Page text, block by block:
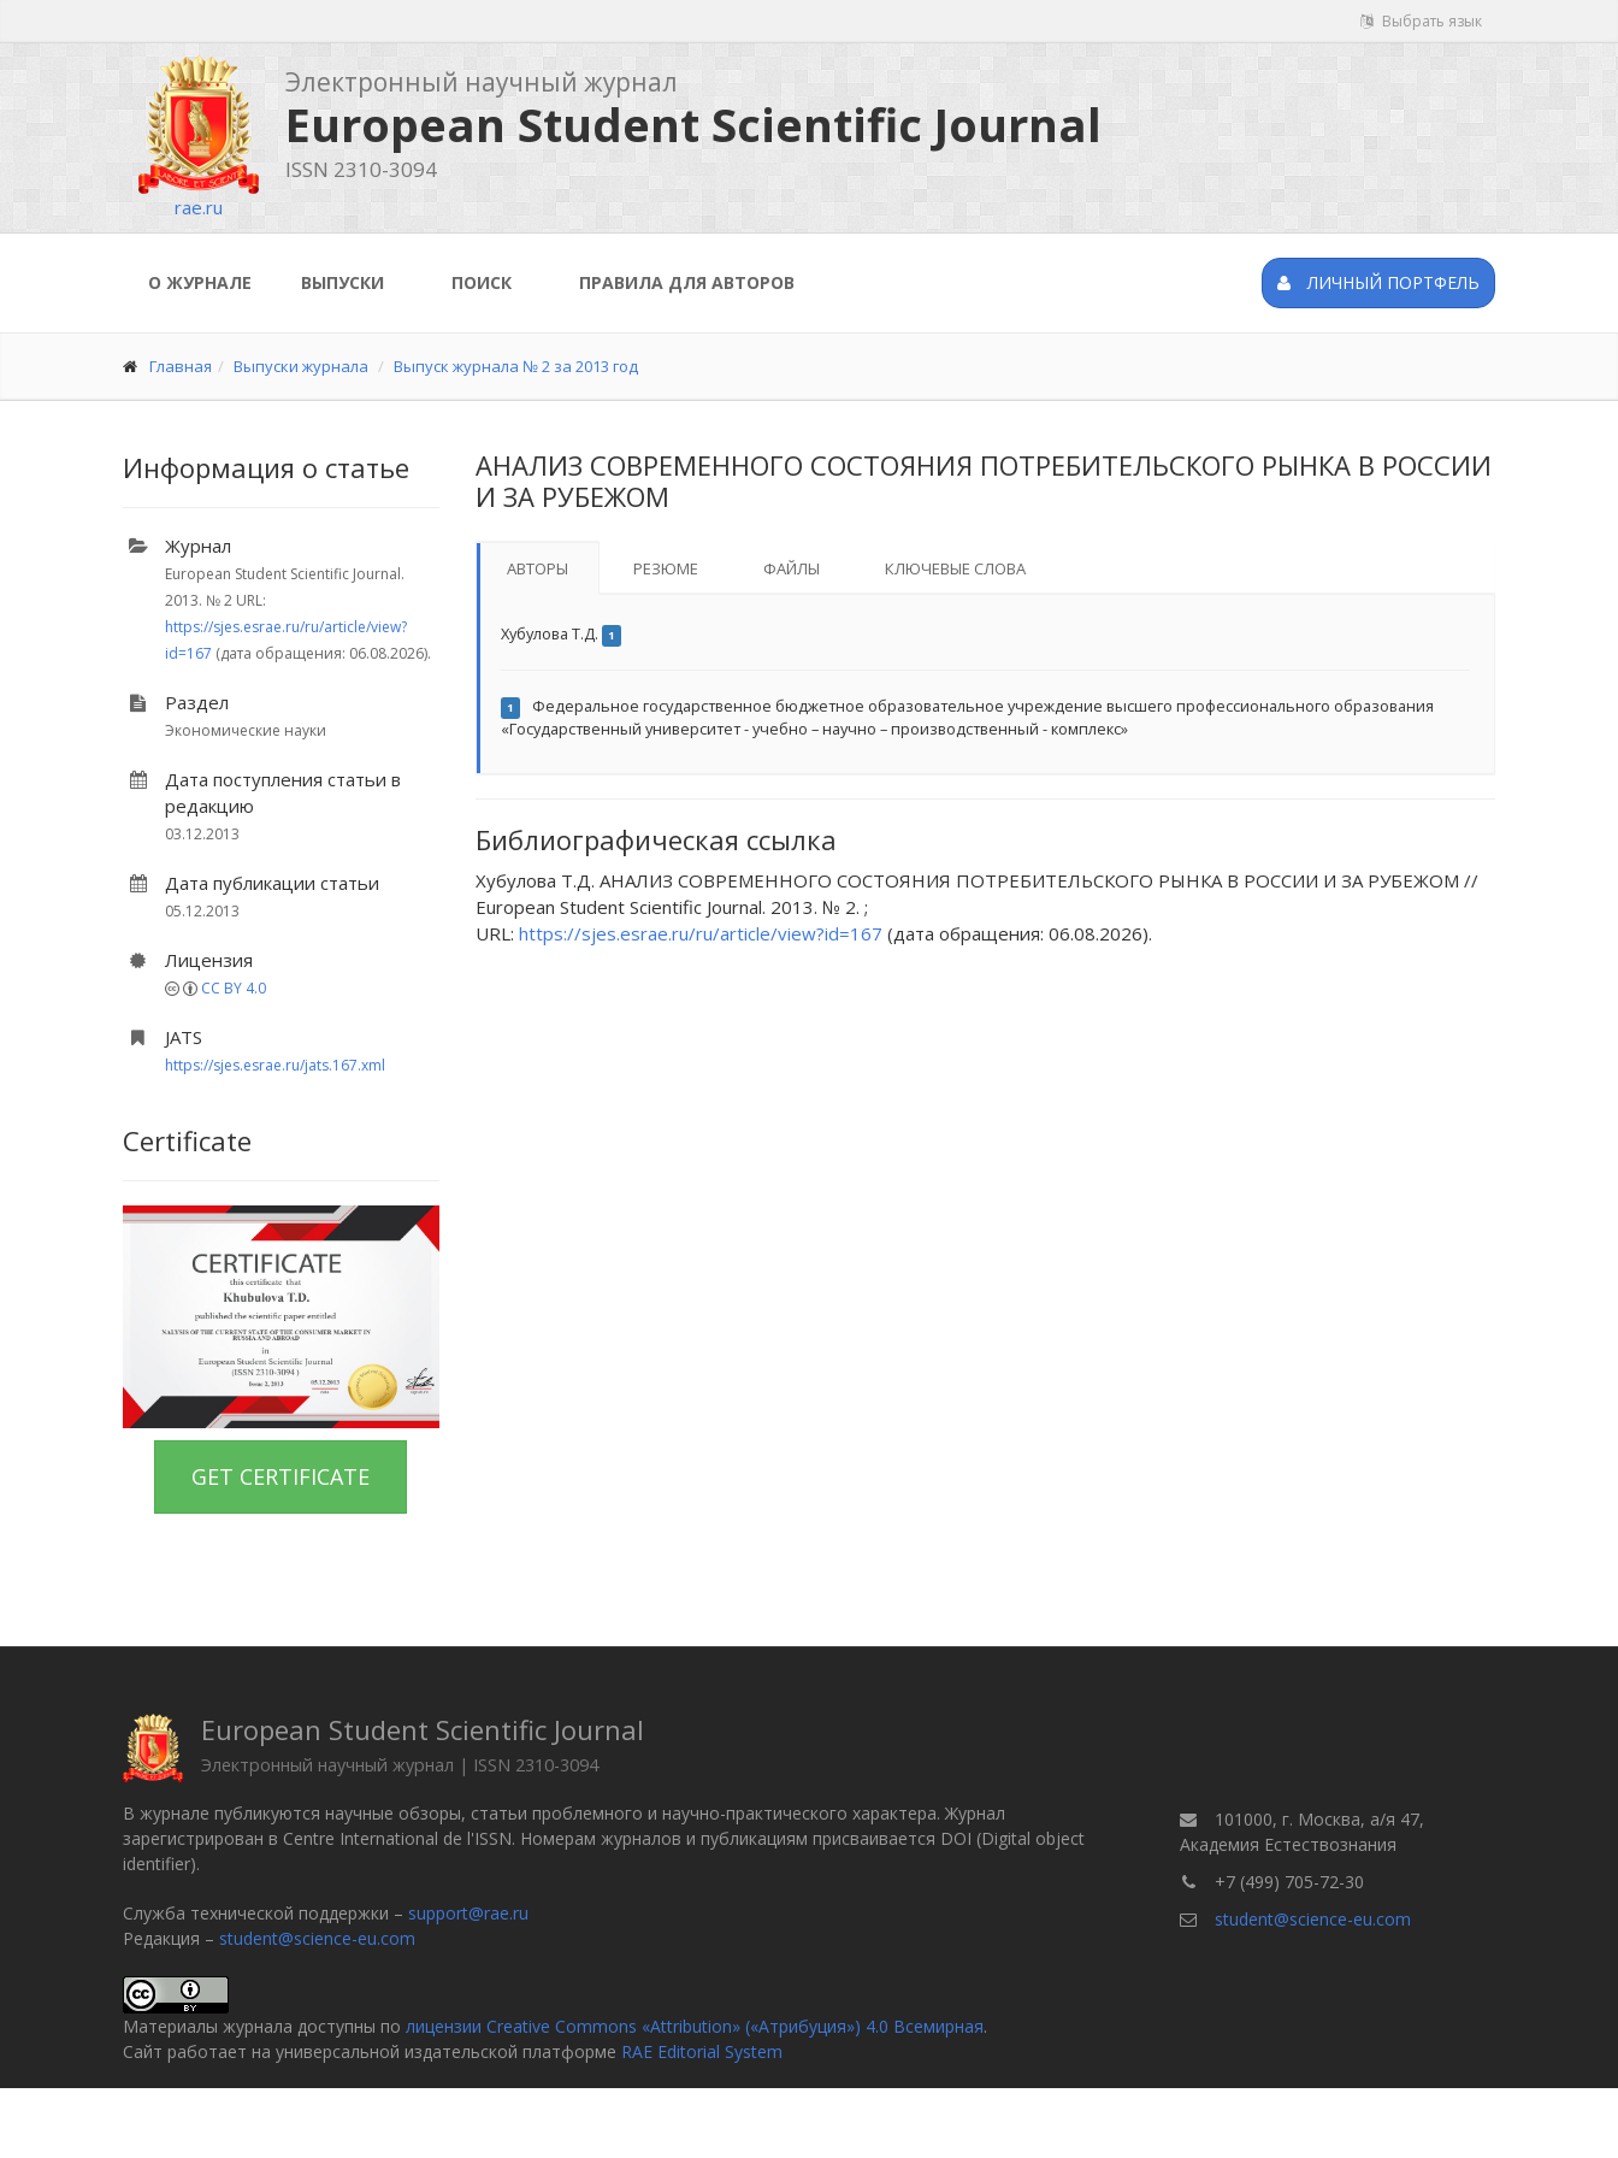
Выбрать язык
rae.ru
Электронный научный журнал
European Student Scientific Journal
ISSN 2310-3094
О ЖУРНАЛЕ ВЫПУСКИ ПОИСК ПРАВИЛА ДЛЯ АВТОРОВ ЛИЧНЫЙ ПОРТФЕЛЬ
Главная Выпуски журнала Выпуск журнала № 2 за 2013 год
Информация о статье
Журнал
European Student Scientific Journal.
2013. № 2 URL:
https://sjes.esrae.ru/ru/article/view?
id=167 (дата обращения: 06.08.2026).
Раздел
Экономические науки
Дата поступления статьи в
редакцию
03.12.2013
Дата публикации статьи
05.12.2013
Лицензия
CC BY 4.0
JATS
https://sjes.esrae.ru/jats.167.xml
Certificate
GET CERTIFICATE
АНАЛИЗ СОВРЕМЕННОГО СОСТОЯНИЯ ПОТРЕБИТЕЛЬСКОГО РЫНКА В РОССИИ
И ЗА РУБЕЖОМ
АВТОРЫ РЕЗЮМЕ ФАЙЛЫ КЛЮЧЕВЫЕ СЛОВА
Хубулова Т.Д. 1
1
Федеральное государственное бюджетное образовательное учреждение высшего профессионального образования
«Государственный университет - учебно – научно – производственный - комплекс»
Библиографическая ссылка
Хубулова Т.Д. АНАЛИЗ СОВРЕМЕННОГО СОСТОЯНИЯ ПОТРЕБИТЕЛЬСКОГО РЫНКА В РОССИИ И ЗА РУБЕЖОМ //
European Student Scientific Journal. 2013. № 2. ;
URL: https://sjes.esrae.ru/ru/article/view?id=167 (дата обращения: 06.08.2026).
European Student Scientific Journal
Электронный научный журнал | ISSN 2310-3094
В журнале публикуются научные обзоры, статьи проблемного и научно-практического характера. Журнал
зарегистрирован в Centre International de l'ISSN. Номерам журналов и публикациям присваивается DOI (Digital object
identifier).
Служба технической поддержки – support@rae.ru
Редакция – student@science-eu.com
101000, г. Москва, а/я 47,
Академия Естествознания
+7 (499) 705-72-30
student@science-eu.com
Материалы журнала доступны по лицензии Creative Commons «Attribution» («Атрибуция») 4.0 Всемирная.
Сайт работает на универсальной издательской платформе RAE Editorial System